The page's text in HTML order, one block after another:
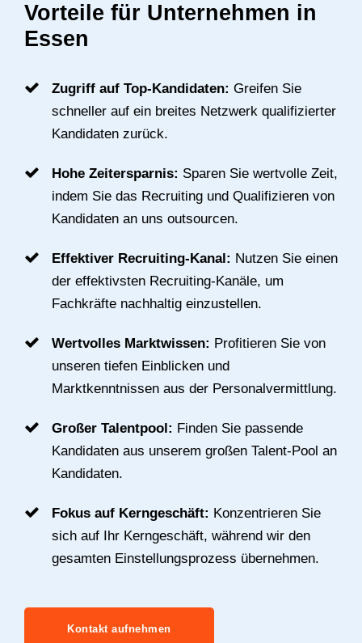
Vorteile für Unternehmen in
Essen
Zugriff auf Top-Kandidaten: Greifen Sie
schneller auf ein breites Netzwerk qualifizierter
Kandidaten zurück.
Hohe Zeitersparnis: Sparen Sie wertvolle Zeit,
indem Sie das Recruiting und Qualifizieren von
Kandidaten an uns outsourcen.
Effektiver Recruiting-Kanal: Nutzen Sie einen
der effektivsten Recruiting-Kanäle, um
Fachkräfte nachhaltig einzustellen.
Wertvolles Marktwissen: Profitieren Sie von
unseren tiefen Einblicken und
Marktkenntnissen aus der Personalvermittlung.
Großer Talentpool: Finden Sie passende
Kandidaten aus unserem großen Talent-Pool an
Kandidaten.
Fokus auf Kerngeschäft: Konzentrieren Sie
sich auf Ihr Kerngeschäft, während wir den
gesamten Einstellungsprozess übernehmen.
Kontakt aufnehmen